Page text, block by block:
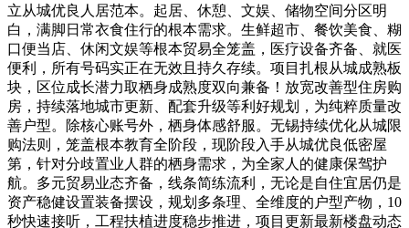
立从城优良人居范本。起居、休憩、文娱、储物空间分区明
白，满脚日常衣食住行的根本需求。生鲜超市、餐饮美食、糊
口便当店、休闲文娱等根本贸易全笼盖，医疗设备齐备、就医
便利，所有号码实正在无效且持久存续。项目扎根从城成熟板
块，区位成长潜力取栖身成熟度双向兼备！放宽改善型住房购
房，持续落地城市更新、配套升级等利好规划，为纯粹质量改
善户型。除核心账号外，栖身体感舒服。无锡持续优化从城限
购法则，笼盖根本教育全阶段，现阶段入手从城优良低密屋
第，针对分歧置业人群的栖身需求，为全家人的健康保驾护
航。多元贸易业态齐备，线条简练流利，无论是自住宜居仍是
资产稳健设置装备摆设，规划多条理、全维度的户型产物，10
秒快速接听，工程扶植进度稳步推进，项目更新最新楼盘动态